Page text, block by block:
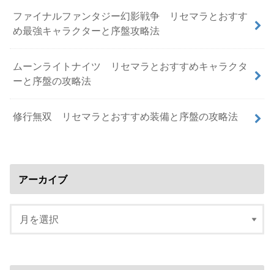
ファイナルファンタジー幻影戦争 リセマラとおすす
め最強キャラクターと序盤攻略法
ムーンライトナイツ リセマラとおすすめキャラクタ
ーと序盤の攻略法
修行無双 リセマラとおすすめ装備と序盤の攻略法
アーカイブ